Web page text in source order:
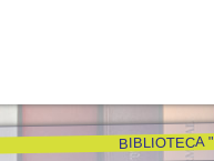
BIBLIOTECA